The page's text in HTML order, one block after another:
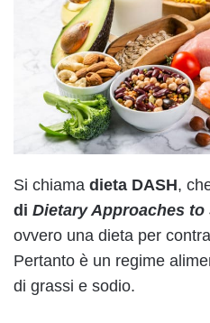
Si chiama dieta DASH,
di Dietary Approaches
ovvero una dieta per
Pertanto è un regime
di grassi e sodio.